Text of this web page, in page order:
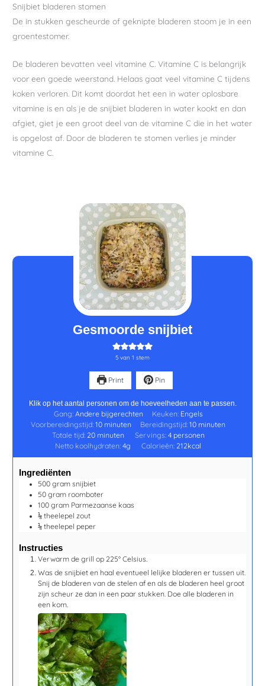
Snijbiet bladeren stomen
De in stukken gescheurde of geknipte bladeren stoom je in een
groentestomer.
De bladeren bevatten veel vitamine C. Vitamine C is belangrijk
voor een goede weerstand. Helaas gaat veel vitamine C tijdens
koken verloren. Dit komt doordat het een in water oplosbare
vitamine is en als je de snijbiet bladeren in water kookt en dan
afgiet, giet je een groot deel van de vitamine C die in het water
is opgelost af. Door de bladeren te stomen verlies je minder
vitamine C.
Gesmoorde snijbiet
5 van 1 stem
Print Pin
Klik op het aantal personen om de hoeveelheden aan te passen.
Gang: Andere bijgerechten Keuken: Engels
Voorbereidingstijd:10
minuten
minuten Bereidingstijd: 10 minuten
Totale tijd: 20
minuten
minuten Servings: 4 personen
Netto koolhydraten:4g Calorieën: 212kcal
Ingrediënten
500 gram snijbiet
50 gram roomboter
100 gram Parmezaanse kaas
⅛ theelepel zout
⅛ theelepel peper
Instructies
Verwarm de grill op 225° Celsius.
Was de snijbiet en haal eventueel lelijke bladeren er tussen uit.
Snij de bladeren van de stelen af en als de bladeren heel groot
zijn scheur ze dan in een paar stukken. Doe alle bladeren in
een kom.